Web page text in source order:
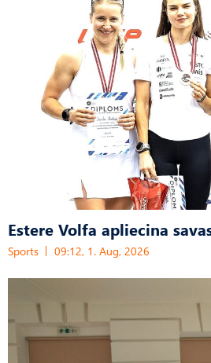
Estere Volfa apliecina
Sports 09:12, 1. Aug, 2026